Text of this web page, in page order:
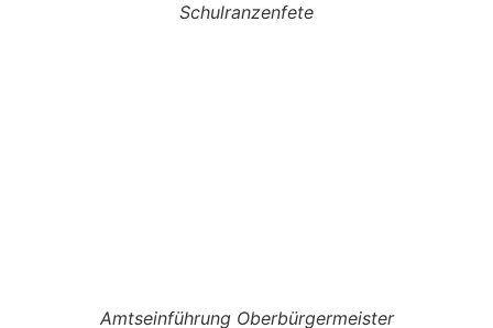
Schulranzenfete
Amtseinführung Oberbürgermeister